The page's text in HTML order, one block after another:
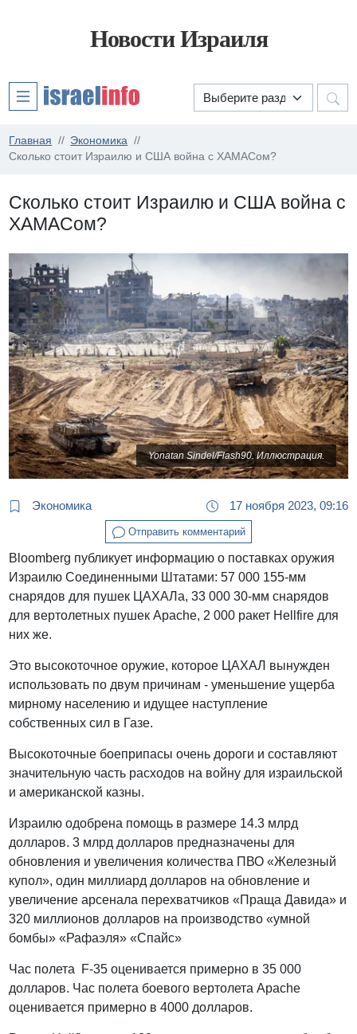
Новости Израиля
Главная
Экономика
Сколько стоит Израилю и США война с ХАМАСом?
Сколько стоит Израилю и США война с
ХАМАСом?
Yonatan Sindel/Flash90. Иллюстрация.
Экономика 17 ноября 2023, 09:16
Отправить комментарий
Bloomberg публикует информацию о поставках оружия
Израилю Соединенными Штатами: 57 000 155-мм
снарядов для пушек ЦАХАЛа, 33 000 30-мм снарядов
для вертолетных пушек Apache, 2 000 ракет Hellfire для
них же.
Это высокоточное оружие, которое ЦАХАЛ вынужден
использовать по двум причинам - уменьшение ущерба
мирному населению и идущее наступление
собственных сил в Газе.
Высокоточные боеприпасы очень дороги и составляют
значительную часть расходов на войну для израильской
и американской казны.
Израилю одобрена помощь в размере 14.3 млрд
долларов. 3 млрд долларов предназначены для
обновления и увеличения количества ПВО «Железный
купол», один миллиард долларов на обновление и
увеличение арсенала перехватчиков «Праща Давида» и
320 миллионов долларов на производство «умной
бомбы» «Рафаэля» «Спайс»
Час полета F-35 оценивается примерно в 35 000
долларов. Час полета боевого вертолета Apache
оценивается примерно в 4000 долларов.